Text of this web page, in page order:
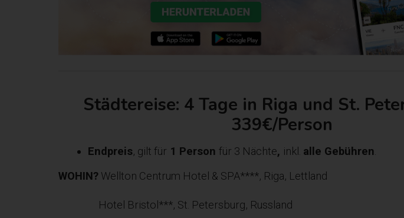
Städtereise: 4 Tage in Riga und St.
339€/Person
Endpreis, gilt für 1 Personfür 3 Nächte, inkl. alle Gebühren.
WOHIN? Wellton Centrum Hotel & SPA****, Riga, Lettland
Hotel Bristol***, St. Petersburg, Russland